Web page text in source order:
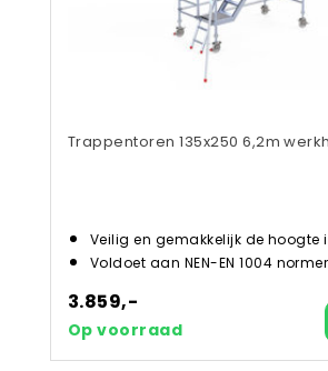
Trappentoren 135x250 6,2m
Veilig en gemakkelijk de hoogte
Voldoet aan NEN-EN 1004
3.859,-
Op voorraad